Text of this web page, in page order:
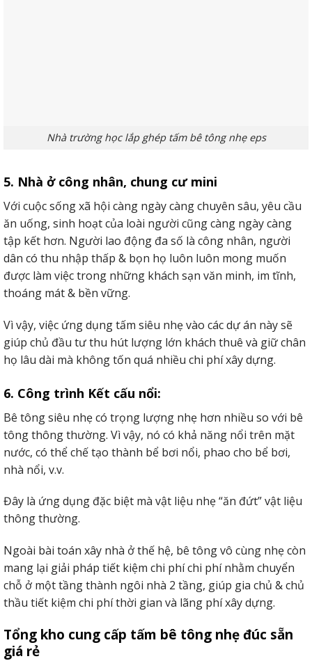
Nhà trường học lắp ghép tấm bê tông nhẹ eps
5. Nhà ở công nhân, chung cư mini
Với cuộc sống xã hội càng ngày càng chuyên sâu, yêu cầu
ăn uống, sinh hoạt của loài người cũng càng ngày càng
tập kết hơn. Người lao động đa số là công nhân, người
dân có thu nhập thấp & bọn họ luôn luôn mong muốn
được làm việc trong những khách sạn văn minh, im tĩnh,
thoáng mát & bền vững.
Vì vậy, việc ứng dụng tấm siêu nhẹ vào các dự án này sẽ
giúp chủ đầu tư thu hút lượng lớn khách thuê và giữ chân
họ lâu dài mà không tốn quá nhiều chi phí xây dựng.
6. Công trình Kết cấu nổi:
Bê tông siêu nhẹ có trọng lượng nhẹ hơn nhiều so với bê
tông thông thường. Vì vậy, nó có khả năng nổi trên mặt
nước, có thể chế tạo thành bể bơi nổi, phao cho bể bơi,
nhà nổi, v.v.
Đây là ứng dụng đặc biệt mà vật liệu nhẹ “ăn đứt” vật liệu
thông thường.
Ngoài bài toán xây nhà ở thế hệ, bê tông vô cùng nhẹ còn
mang lại giải pháp tiết kiệm chi phí chi phí nhằm chuyển
chỗ ở một tầng thành ngôi nhà 2 tầng, giúp gia chủ & chủ
thầu tiết kiệm chi phí thời gian và lãng phí xây dựng.
Tổng kho cung cấp tấm bê tông nhẹ đúc sẵn
giá rẻ